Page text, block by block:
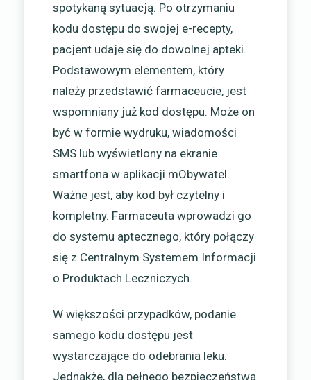
spotykaną sytuacją. Po otrzymaniu
kodu dostępu do swojej e-recepty,
pacjent udaje się do dowolnej apteki.
Podstawowym elementem, który
należy przedstawić farmaceucie, jest
wspomniany już kod dostępu. Może on
być w formie wydruku, wiadomości
SMS lub wyświetlony na ekranie
smartfona w aplikacji mObywatel.
Ważne jest, aby kod był czytelny i
kompletny. Farmaceuta wprowadzi go
do systemu aptecznego, który połączy
się z Centralnym Systemem Informacji
o Produktach Leczniczych.
W większości przypadków, podanie
samego kodu dostępu jest
wystarczające do odebrania leku.
Jednakże, dla pełnego bezpieczeństwa